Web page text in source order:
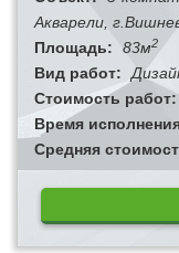
Акварели,
Площадь:
83м2
Вид работ:
Стоимость
Время
Средняя